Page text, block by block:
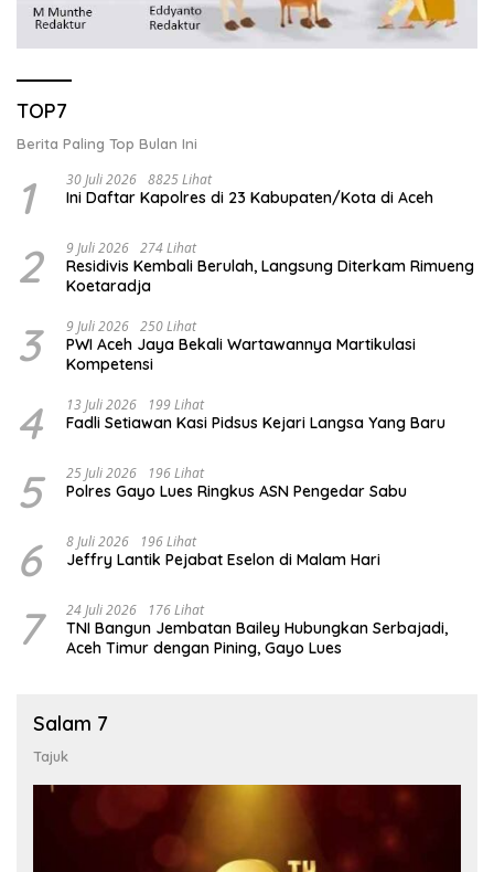
TOP7
Berita Paling Top Bulan Ini
1 30 Juli 2026 8825 Lihat
Ini Daftar Kapolres di 23 Kabupaten/Kota di Aceh
2 9 Juli 2026 274 Lihat
Residivis Kembali Berulah, Langsung Diterkam Rimueng
Koetaradja
3 9 Juli 2026 250 Lihat
PWI Aceh Jaya Bekali Wartawannya Martikulasi
Kompetensi
4 13 Juli 2026 199 Lihat
Fadli Setiawan Kasi Pidsus Kejari Langsa Yang Baru
5 25 Juli 2026 196 Lihat
Polres Gayo Lues Ringkus ASN Pengedar Sabu
6 8 Juli 2026 196 Lihat
Jeffry Lantik Pejabat Eselon di Malam Hari
7 24 Juli 2026 176 Lihat
TNI Bangun Jembatan Bailey Hubungkan Serbajadi,
Aceh Timur dengan Pining, Gayo Lues
Salam 7
Tajuk